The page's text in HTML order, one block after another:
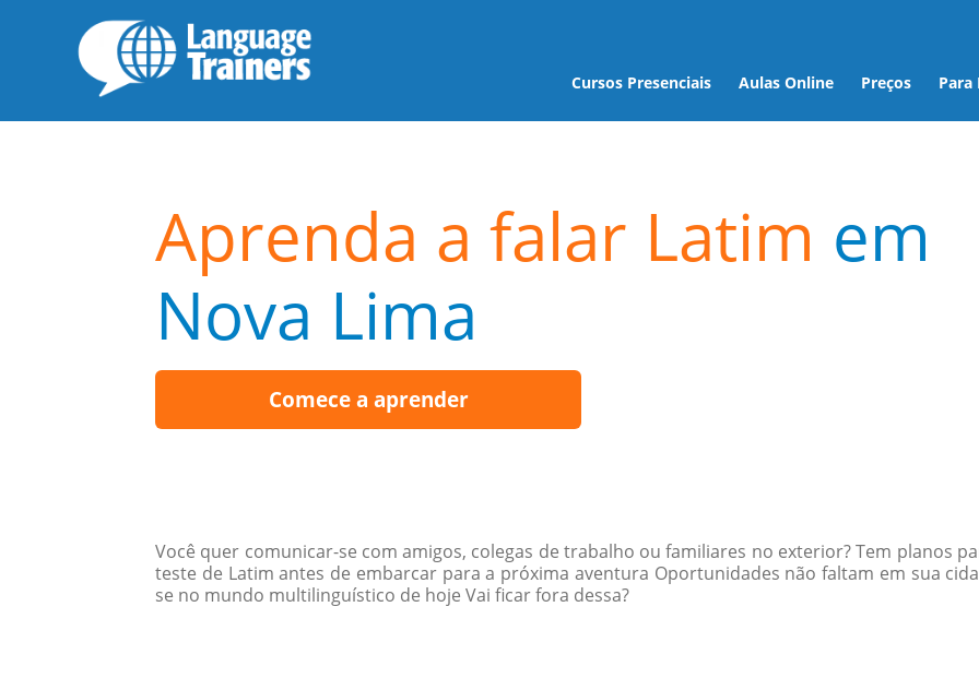
Cursos Presenciais Aulas Online Preços Para
Aprenda a falar Latim em
Nova Lima
Comece a aprender
Você quer comunicar-se com amigos, colegas de trabalho ou familiares no exterior? Tem planos
teste de Latim antes de embarcar para a próxima aventura Oportunidades não faltam em sua
se no mundo multilinguístico de hoje Vai ficar fora dessa?